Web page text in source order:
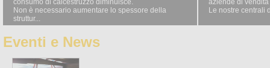
consumo di calcestruzzo diminuisce.
Non è necessario aumentare lo spessore della
struttur...
aziende di
Le nostre centrali
Eventi e News